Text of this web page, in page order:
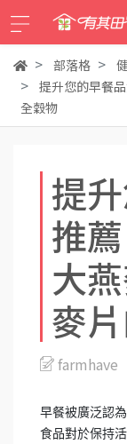
部落格
提升您的早餐
全穀物
提
推
大
麥
farmhave
早餐被廣泛認
食品對於保持